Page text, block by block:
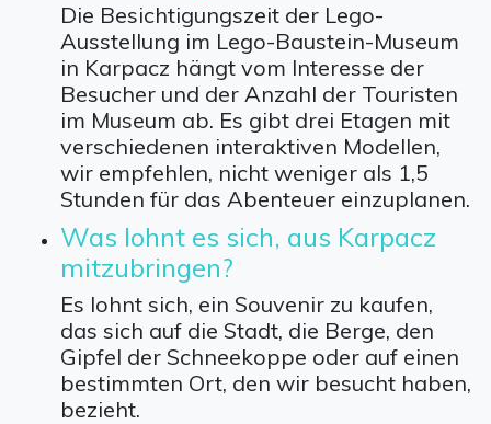
Die Besichtigungszeit der Lego-
Ausstellung im Lego-Baustein-Museum
in Karpacz hängt vom Interesse der
Besucher und der Anzahl der Touristen
im Museum ab. Es gibt drei Etagen mit
verschiedenen interaktiven Modellen,
wir empfehlen, nicht weniger als 1,5
Stunden für das Abenteuer einzuplanen.
Was lohnt es sich, aus Karpacz
mitzubringen?
Es lohnt sich, ein Souvenir zu kaufen,
das sich auf die Stadt, die Berge, den
Gipfel der Schneekoppe oder auf einen
bestimmten Ort, den wir besucht haben,
bezieht.